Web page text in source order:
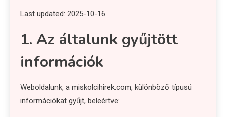
Last updated: 2025-10-16
1. Az általunk gyűjtött
információk
Weboldalunk, a miskolcihirek.com, különböző típusú
információkat gyűjt, beleértve: